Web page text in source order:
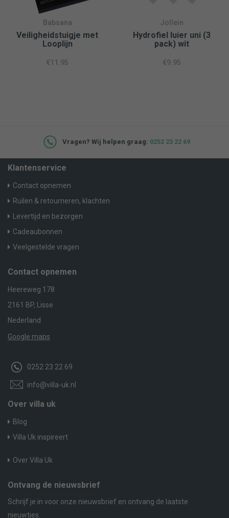
Babsana
Veiligheidstuigje met
Looplijn
€11.95
Jollein
Hydrofiel luier uni (3
pack) wit
€9.95
Vragen? Wij helpen graag: 0252 23 22 69
Klantenservice
Contact opnemen
Ruilen & retourneren, klachten
Levertijd en bezorgen
Cadeaubonnen
Veelgestelde vragen
Contact opnemen
Heereweg 178
2161 BP, Lisse
Nederland
Google maps
0252 23 22 69
info@villa-uk.nl
Over villa uk
Blog
Villa Uk inspireert
Over Villa Uk
Ontvang de nieuwsbrief
Schrijf je in voor onze nieuwsbrief en ontvang de laatste
nieuwtjes.